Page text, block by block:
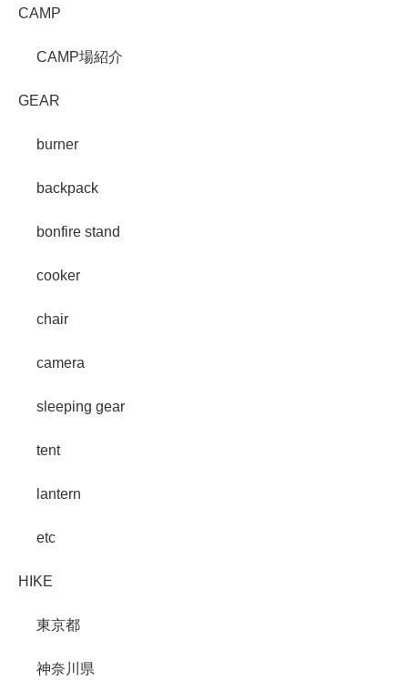
CAMP
CAMP場紹介
GEAR
burner
backpack
bonfire stand
cooker
chair
camera
sleeping gear
tent
lantern
etc
HIKE
東京都
神奈川県